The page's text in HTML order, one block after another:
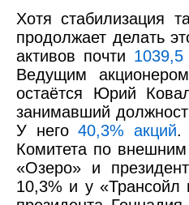
Хотя стабилизация
продолжает делать
активов почти
Ведущим
остаётся Юрий
занимавший
У него40,3% акций.
Комитета по внешним
«Озеро» и
10,3% и у «Трансойл